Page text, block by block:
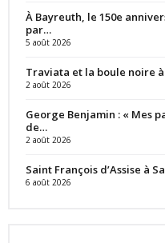
À Bayreuth, le 150e
par…
5 août 2026
Traviata et la boule noire
2 août 2026
George Benjamin : « Mes
de…
2 août 2026
Saint François d’Assise à
6 août 2026